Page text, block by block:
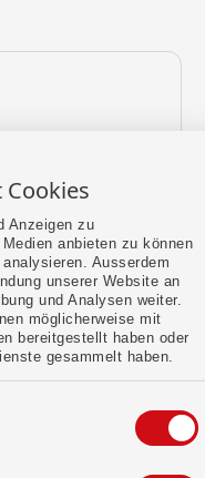
Cookies
Anzeigen zu
anbieten zu können
Ausserdem
unserer Website an
und Analysen weiter.
möglicherweise mit
bereitgestellt haben oder
gesammelt haben.